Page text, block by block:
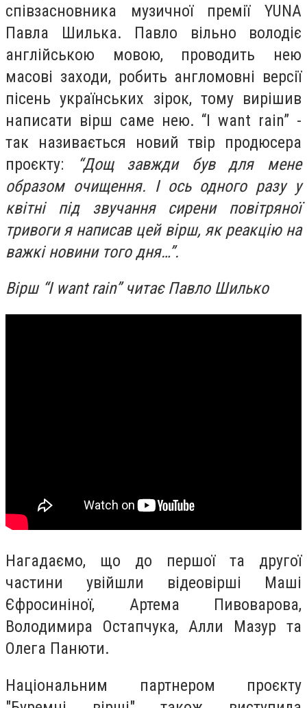
співзасновника музичної премії YUNA
Павла Шилька. Павло вільно володіє
англійською мовою, проводить нею
масові заходи, робить англомовні версії
пісень українських зірок, тому вирішив
написати вірш саме нею. “I want rain” -
так називається новий твір продюсера
проєкту:
“Дощ завжди був для мене
образом очищення. І ось одного разу у
квітні під звучання сирени повітряної
тривоги я написав цей вірш, як реакцію на
важкі новини того дня…”.
Вірш “I want rain” читає Павло Шилько
Нагадаємо, що до першої та другої
частини увійшли відеовірші Маші
Єфросиніної, Артема Пивоварова,
Володимира Остапчука, Алли Мазур та
Олега Панюти.
Національним партнером проєкту